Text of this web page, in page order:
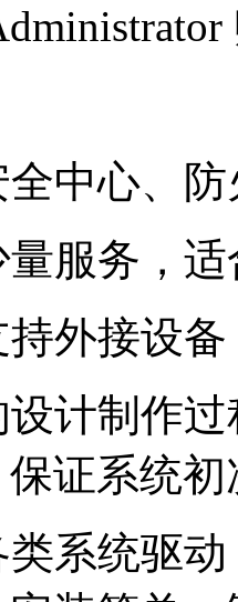
中心、防
务，适
接设备
制作过
证系统
统驱动